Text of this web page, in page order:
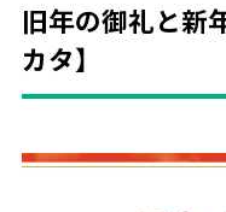
旧年の御礼と新
カタ】